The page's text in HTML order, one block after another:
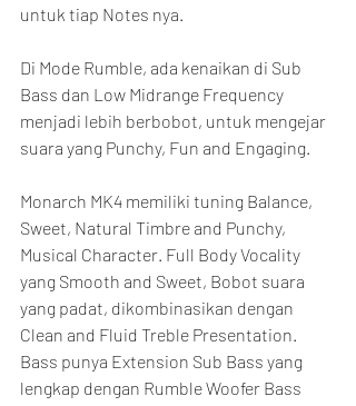
untuk tiap Notes nya.
Di Mode Rumble, ada kenaikan di Sub
Bass dan Low Midrange Frequency
menjadi lebih berbobot, untuk mengejar
suara yang Punchy, Fun and Engaging.
Monarch MK4 memiliki tuning Balance,
Sweet, Natural Timbre and Punchy,
Musical Character. Full Body Vocality
yang Smooth and Sweet, Bobot suara
yang padat, dikombinasikan dengan
Clean and Fluid Treble Presentation.
Bass punya Extension Sub Bass yang
lengkap dengan Rumble Woofer Bass